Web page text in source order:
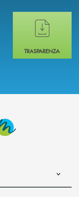
immediata ?
Hai bisogno di
TRASPARENZA